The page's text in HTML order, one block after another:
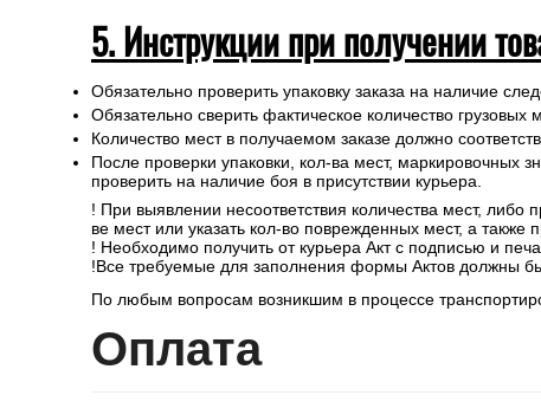
5. Инструкции при получении
Обязательно проверить упаковку заказа на наличие
Обязательно сверить фактическое количество
Количество мест в получаемом заказе должно
После проверки упаковки, кол-ва мест, маркировочных
проверить на наличие боя в присутствии курьера.
! При выявлении несоответствия количества мест, либо
ве мест или указать кол-во поврежденных мест, а
! Необходимо получить от курьера Акт с подписью и
!Все требуемые для заполнения формы Актов должны
По любым вопросам возникшим в процессе
Оплата